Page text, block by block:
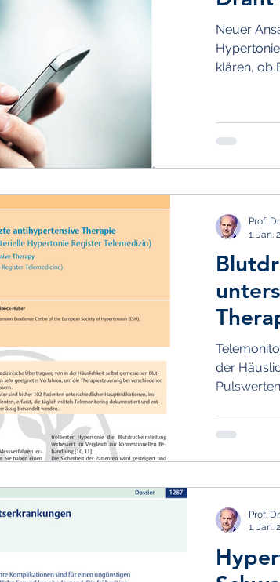
nicht-
Stress
Juvenile Systolische Hypertonie
Diabetes Isolierte Systolische
Neuer
klären, ob
MART
der
Prof.
1. Jan.
Prof.
1. Jan.